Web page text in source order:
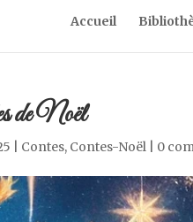
Accueil
de Noël
Contes, Contes-Noël| 0